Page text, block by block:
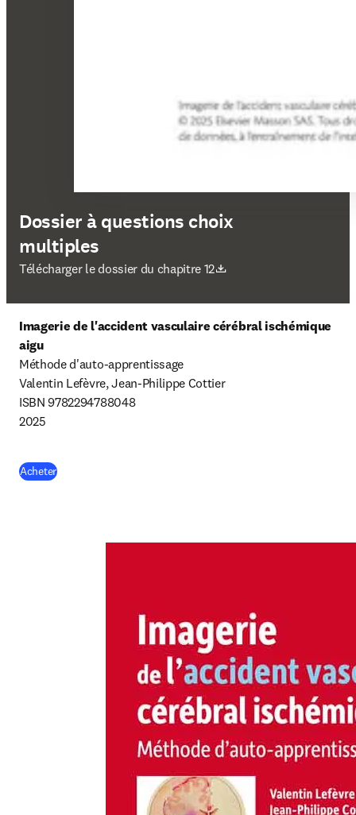
Dossier à questions choix
multiples
Télécharger le dossier du chapitre 12
S’ouvre dans une nouvelle fenêtre
Imagerie de l'accident vasculaire cérébral ischémique
aigu
Méthode d'auto-apprentissage
Valentin Lefèvre, Jean-Philippe Cottier
ISBN 9782294788048
2025
Acheter(